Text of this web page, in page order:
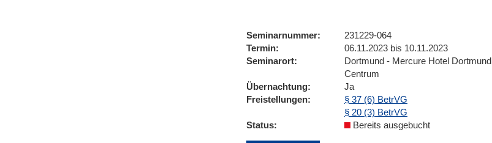
Seminarnummer
231229-064
Termin
06.11.2023 bis 10.11.2023
Seminarort
Dortmund - Mercure Hotel Dortmund
Centrum
Übernachtung
Ja
Freistellungen
§ 37 (6) BetrVG
§ 20 (3) BetrVG
Status
Bereits ausgebucht